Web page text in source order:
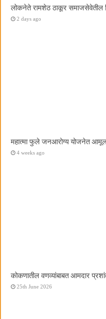
लोकनेते रामशेठ ठाकूर समाजसेवेतील
2 days ago
महात्मा फुले जनआरोग्य योजनेत
4 weeks ago
कोकणातील वणव्यांबाबत आमदार
25th June 2026